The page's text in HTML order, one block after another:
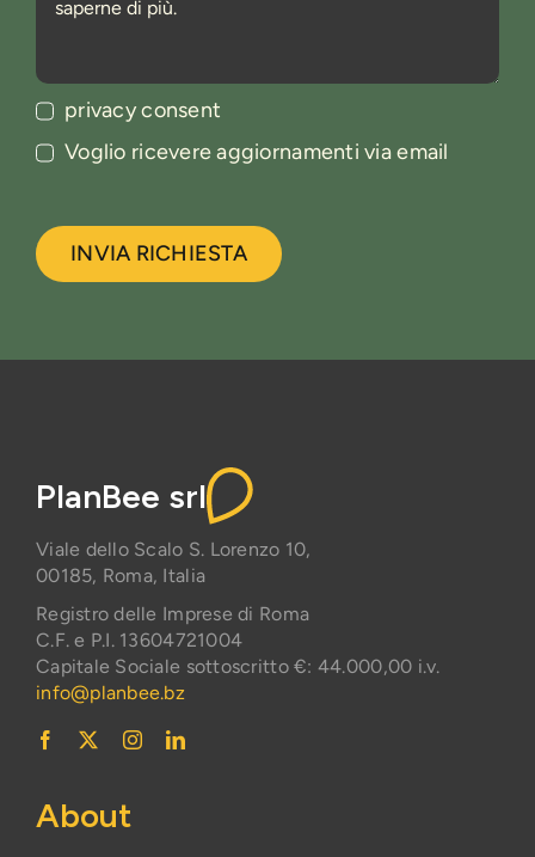
privacy consent
Voglio ricevere aggiornamenti via email
INVIA RICHIESTA
PlanBee srl
Viale dello Scalo S. Lorenzo 10,
00185, Roma, Italia
Registro delle Imprese di Roma
C.F. e P.I. 13604721004
Capitale Sociale sottoscritto €: 44.000,00 i.v.
info@planbee.bz
About